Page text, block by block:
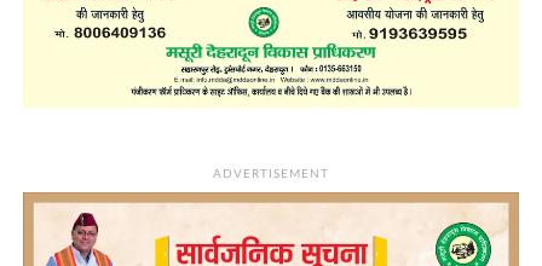
ADVERTISEMENT